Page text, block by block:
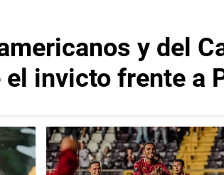
y del
el invicto frente a